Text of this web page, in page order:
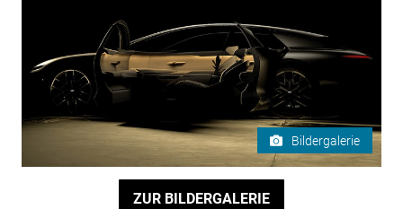
Bildergalerie
ZUR BILDERGALERIE